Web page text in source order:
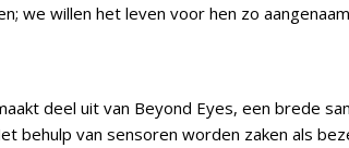
we willen het leven voor hen zo
deel uit van Beyond Eyes, een brede
behulp van sensoren worden zaken als